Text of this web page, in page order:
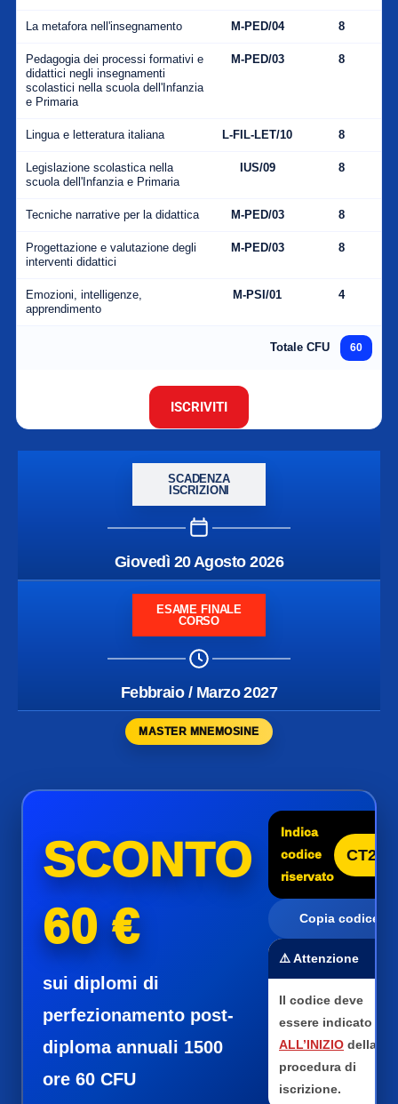
La metafora nell'insegnamento M-PED/04 8
Pedagogia dei processi formativi e
didattici negli insegnamenti
scolastici nella scuola dell'Infanzia
e Primaria
M-PED/03 8
Lingua e letteratura italiana L-FIL-LET/10 8
Legislazione scolastica nella
scuola dell'Infanzia e Primaria
IUS/09 8
Tecniche narrative per la didattica M-PED/03 8
Progettazione e valutazione degli
interventi didattici
M-PED/03 8
Emozioni, intelligenze,
apprendimento
M-PSI/01 4
Totale CFU 60
ISCRIVITI
SCADENZA
ISCRIZIONI
Giovedì 20 Agosto 2026
ESAME FINALE
CORSO
Febbraio / Marzo 2027
MASTER MNEMOSINE
SCONTO
60 €
sui diplomi di
perfezionamento post-
diploma annuali 1500
ore 60 CFU
Indica
codice
riservato
CT25
Copia codice
⚠️ Attenzione
Il codice deve
essere indicato
ALL’INIZIO della
procedura di
iscrizione.